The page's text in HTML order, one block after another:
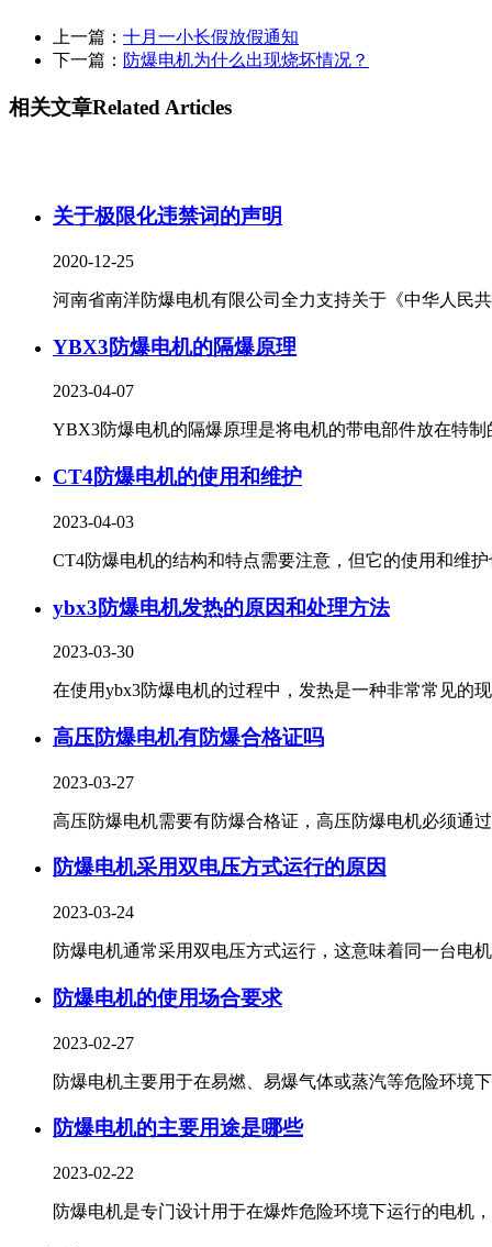
上一篇： 十月一小长假放假通知
下一篇： 防爆电机为什么出现烧坏情况？
相关文章Related Articles
关于极限化违禁词的声明
2020-12-25
河南省南洋防爆电机有限公司全力支持关于《中华人民
YBX3防爆电机的隔爆原理
2023-04-07
YBX3防爆电机的隔爆原理是将电机的带电部件放在特制
CT4防爆电机的使用和维护
2023-04-03
CT4防爆电机的结构和特点需要注意，但它的使用和维护
ybx3防爆电机发热的原因和处理方法
2023-03-30
在使用ybx3防爆电机的过程中，发热是一种非常常见的
高压防爆电机有防爆合格证吗
2023-03-27
高压防爆电机需要有防爆合格证，高压防爆电机必须通
防爆电机采用双电压方式运行的原因
2023-03-24
防爆电机通常采用双电压方式运行，这意味着同一台电
防爆电机的使用场合要求
2023-02-27
防爆电机主要用于在易燃、易爆气体或蒸汽等危险环境
防爆电机的主要用途是哪些
2023-02-22
防爆电机是专门设计用于在爆炸危险环境下运行的电机